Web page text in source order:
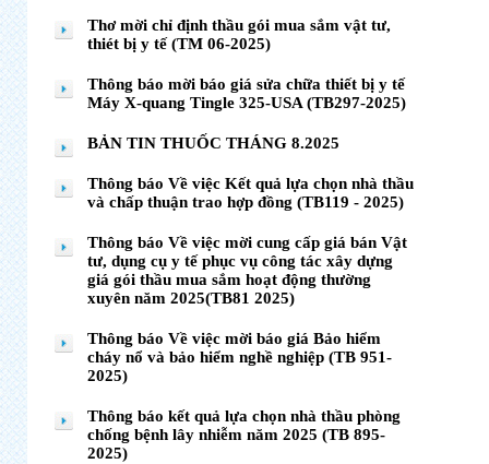
Thơ mời chỉ định thầu gói mua sắm vật tư,
thiét bị y tế (TM 06-2025)
Thông báo mời báo giá sửa chữa thiết bị y tế
Máy X-quang Tingle 325-USA (TB297-2025)
BẢN TIN THUỐC THÁNG 8.2025
Thông báo Về việc Kết quả lựa chọn nhà thầu
và chấp thuận trao hợp đồng (TB119 - 2025)
Thông báo Về việc mời cung cấp giá bán Vật
tư, dụng cụ y tế phục vụ công tác xây dựng
giá gói thầu mua sắm hoạt động thường
xuyên năm 2025(TB81 2025)
Thông báo Về việc mời báo giá Bảo hiểm
cháy nổ và bảo hiểm nghề nghiệp (TB 951-
2025)
Thông báo kết quả lựa chọn nhà thầu phòng
chống bệnh lây nhiễm năm 2025 (TB 895-
2025)